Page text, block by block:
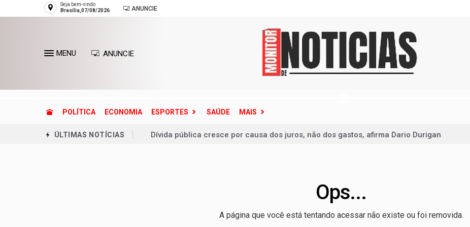
Seja bem-vindo
Brasília,07/08/2026
ANUNCIE
MENU ANUNCIE
POLÍTICA ECONOMIA ESPORTES SAÚDE MAIS
ÚLTIMAS NOTÍCIAS
Dívida pública cresce por causa dos juros, não dos gastos, afirma Dario Durigan
Lactário do Hospital de Base garante alimentação segura e personalizada aos pacientes
Endereços de Planaltina terão fornecimento de energia interrompido nesta quinta-feira
Planaltina terá reforço de ônibus para a 6ª Feira Nacional da Uva e do Vinho
Ops...
A página que você está tentando acessar não existe ou foi removida.